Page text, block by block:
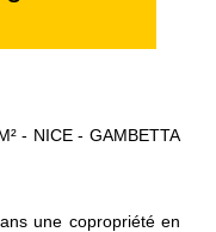
- NICE - GAMBETTA
une copropriété en